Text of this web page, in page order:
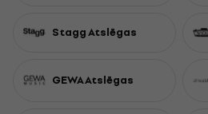
Stagg Atslēgas
GEWA Atslēgas